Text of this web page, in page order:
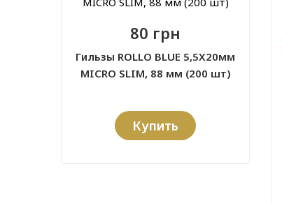
80 грн
Гильзы ROLLO BLUE 5,5X20мм
MICRO SLIM, 88 мм (200 шт)
Купить